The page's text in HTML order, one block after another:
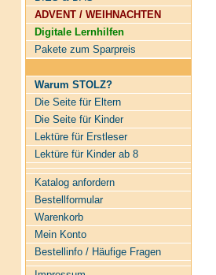
ADVENT / WEIHNACHTEN
Digitale Lernhilfen
Pakete zum Sparpreis
Warum STOLZ?
Die Seite für Eltern
Die Seite für Kinder
Lektüre für Erstleser
Lektüre für Kinder ab 8
Katalog anfordern
Bestellformular
Warenkorb
Mein Konto
Bestellinfo / Häufige Fragen